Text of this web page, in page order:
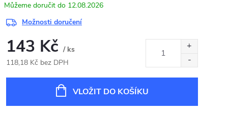
12.08.2026
Možnosti doručení
143 Kč / ks
118,18 Kč bez DPH
VLOŽIT DO KOŠÍKU